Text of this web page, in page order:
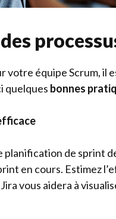
votre équipe Scrum, il
quelques bonnes
de sprint
en cours. Estimez
vous aidera à